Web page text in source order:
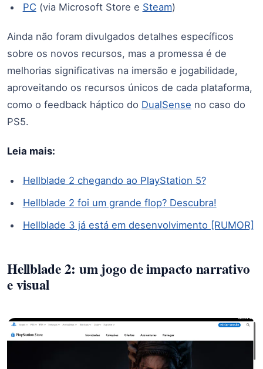
PC (via Microsoft Store e Steam)
Ainda não foram divulgados detalhes específicos
sobre os novos recursos, mas a promessa é de
melhorias significativas na imersão e jogabilidade,
aproveitando os recursos únicos de cada plataforma,
como o feedback háptico do DualSense no caso do
PS5.
Leia mais:
Hellblade 2 chegando ao PlayStation 5?
Hellblade 2 foi um grande flop? Descubra!
Hellblade 3 já está em desenvolvimento [RUMOR]
Hellblade 2: um jogo de impacto narrativo
e visual